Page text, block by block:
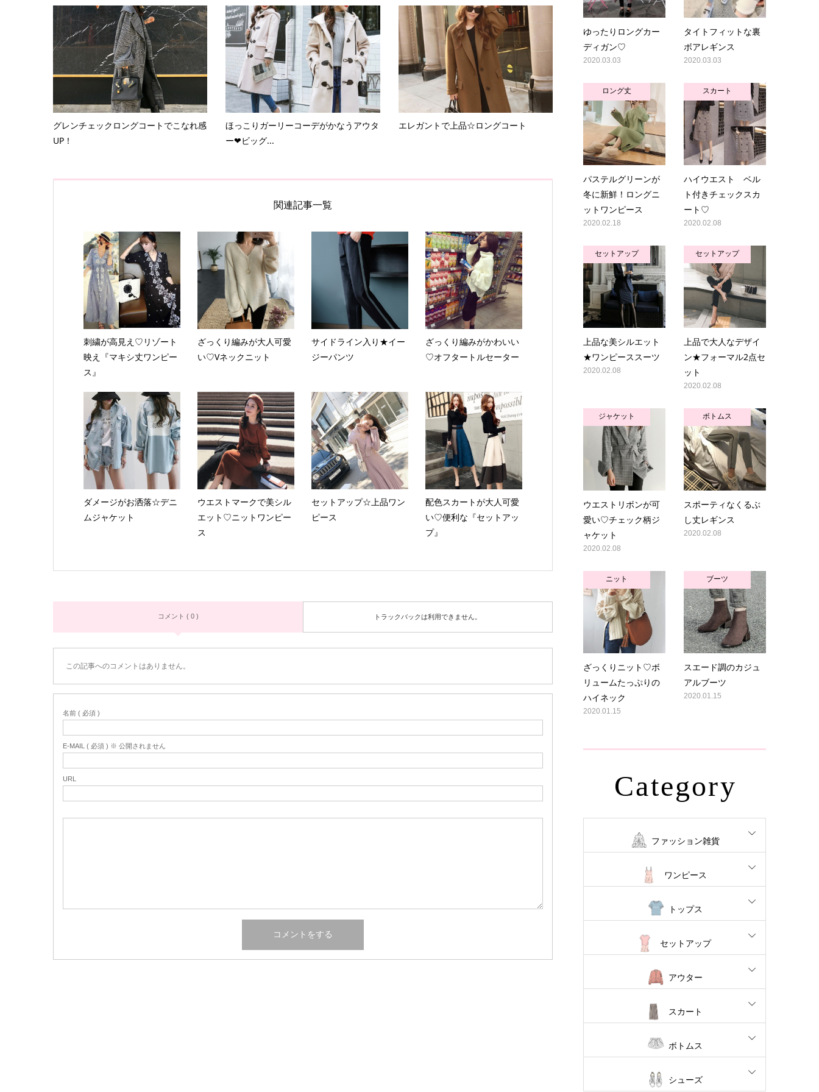
グレンチェックロングコートでこなれ感
UP！
ほっこりガーリーコーデがかなうアウタ
ー❤ビッグ...
エレガントで上品☆ロングコート
関連記事一覧
刺繍が高見え♡リゾート
映え『マキシ丈ワンピー
ス』
ざっくり編みが大人可愛
い♡Vネックニット
サイドライン入り★イー
ジーパンツ
ざっくり編みがかわいい
♡オフタートルセーター
ダメージがお洒落☆デニ
ムジャケット
ウエストマークで美シル
エット♡ニットワンピー
ス
セットアップ☆上品ワン
ピース
配色スカートが大人可愛
い♡便利な『セットアッ
プ』
コメント ( 0 ) トラックバックは利用できません。
この記事へのコメントはありません。
名前 ( 必須 )
E-MAIL ( 必須 ) ※ 公開されません
URL
ゆったりロングカー
ディガン♡
2020.03.03
タイトフィットな裏
ボアレギンス
2020.03.03
ロング丈
パステルグリーンが
冬に新鮮！ロングニ
ットワンピース
2020.02.18
スカート
ハイウエスト ベル
ト付きチェックスカ
ート♡
2020.02.08
セットアップ
上品な美シルエット
★ワンピーススーツ
2020.02.08
セットアップ
上品で大人なデザイ
ン★フォーマル2点セ
ット
2020.02.08
ジャケット
ウエストリボンが可
愛い♡チェック柄ジ
ャケット
2020.02.08
ボトムス
スポーティなくるぶ
し丈レギンス
2020.02.08
ニット
ざっくりニット♡ボ
リュームたっぷりの
ハイネック
2020.01.15
ブーツ
スエード調のカジュ
アルブーツ
2020.01.15
Category
ファッション雑貨
ワンピース
トップス
セットアップ
アウター
スカート
ボトムス
シューズ